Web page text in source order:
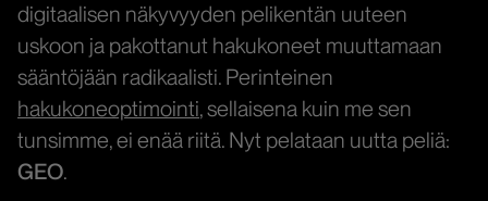
digitaalisen näkyvyyden pelikentän uuteen
uskoon ja pakottanut hakukoneet muuttamaan
sääntöjään radikaalisti. Perinteinen
hakukoneoptimointi, sellaisena kuin me sen
tunsimme, ei enää riitä. Nyt pelataan uutta peliä:
GEO.